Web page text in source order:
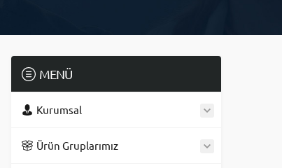
MENÜ
Kurumsal
Ürün Gruplarımız